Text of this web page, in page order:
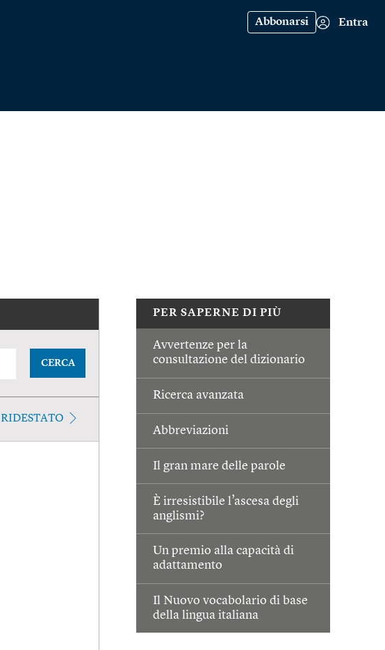
Abbonarsi Entra
PER SAPERNE DI PIÙ
Avvertenze per la
consultazione del dizionario
Ricerca avanzata
Abbreviazioni
Il gran mare delle parole
È irresistibile l’ascesa degli
anglismi?
Un premio alla capacità di
adattamento
Il Nuovo vocabolario di base
della lingua italiana
CERCA
RIDESTATO